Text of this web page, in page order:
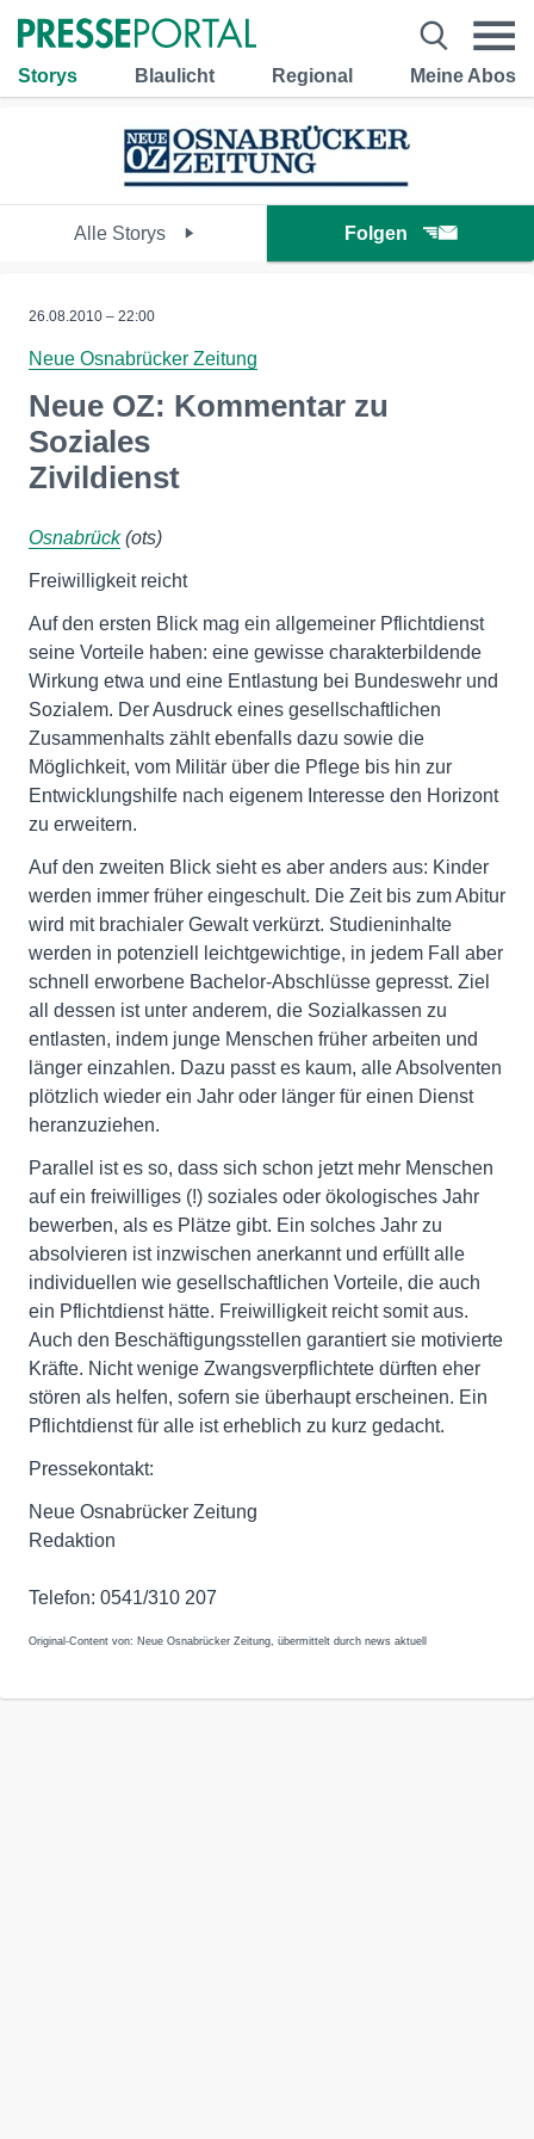
Storys Blaulicht Regional Meine Abos
Alle Storys Folgen
26.08.2010 – 22:00
Neue Osnabrücker Zeitung
Neue OZ: Kommentar zu
Soziales
Zivildienst
Osnabrück(ots)
Freiwilligkeit reicht
Auf den ersten Blick mag ein allgemeiner Pflichtdienst
seine Vorteile haben: eine gewisse charakterbildende
Wirkung etwa und eine Entlastung bei Bundeswehr und
Sozialem. Der Ausdruck eines gesellschaftlichen
Zusammenhalts zählt ebenfalls dazu sowie die
Möglichkeit, vom Militär über die Pflege bis hin zur
Entwicklungshilfe nach eigenem Interesse den Horizont
zu erweitern.
Auf den zweiten Blick sieht es aber anders aus: Kinder
werden immer früher eingeschult. Die Zeit bis zum Abitur
wird mit brachialer Gewalt verkürzt. Studieninhalte
werden in potenziell leichtgewichtige, in jedem Fall aber
schnell erworbene Bachelor-Abschlüsse gepresst. Ziel
all dessen ist unter anderem, die Sozialkassen zu
entlasten, indem junge Menschen früher arbeiten und
länger einzahlen. Dazu passt es kaum, alle Absolventen
plötzlich wieder ein Jahr oder länger für einen Dienst
heranzuziehen.
Parallel ist es so, dass sich schon jetzt mehr Menschen
auf ein freiwilliges (!) soziales oder ökologisches Jahr
bewerben, als es Plätze gibt. Ein solches Jahr zu
absolvieren ist inzwischen anerkannt und erfüllt alle
individuellen wie gesellschaftlichen Vorteile, die auch
ein Pflichtdienst hätte. Freiwilligkeit reicht somit aus.
Auch den Beschäftigungsstellen garantiert sie motivierte
Kräfte. Nicht wenige Zwangsverpflichtete dürften eher
stören als helfen, sofern sie überhaupt erscheinen. Ein
Pflichtdienst für alle ist erheblich zu kurz gedacht.
Pressekontakt:
Neue Osnabrücker Zeitung
Redaktion
Telefon: 0541/310 207
Original-Content von: Neue Osnabrücker Zeitung, übermittelt durch news aktuell